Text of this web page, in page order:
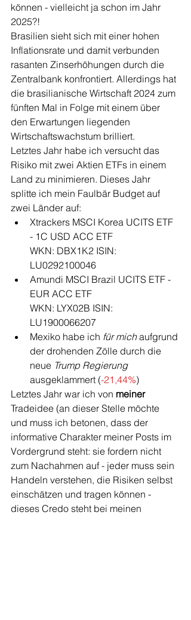
können - vielleicht ja schon im Jahr
2025?!
Brasilien sieht sich mit einer hohen
Inflationsrate und damit verbunden
rasanten Zinserhöhungen durch die
Zentralbank konfrontiert. Allerdings hat
die brasilianische Wirtschaft 2024 zum
fünften Mal in Folge mit einem über
den Erwartungen liegenden
Wirtschaftswachstum brilliert.
Letztes Jahr habe ich versucht das
Risiko mit zwei Aktien ETFs in einem
Land zu minimieren. Dieses Jahr
splitte ich mein Faulbär Budget auf
zwei Länder auf:
Xtrackers MSCI Korea UCITS ETF
- 1C USD ACC ETF
WKN: DBX1K2 ISIN:
LU0292100046
Amundi MSCI Brazil UCITS ETF -
EUR ACC ETF
WKN: LYX02B ISIN:
LU1900066207
Mexiko habe ich für mich aufgrund
der drohenden Zölle durch die
neue Trump Regierung
ausgeklammert (-21,44%)
Letztes Jahr war ich von meiner
Tradeidee (an dieser Stelle möchte
und muss ich betonen, dass der
informative Charakter meiner Posts im
Vordergrund steht: sie fordern nicht
zum Nachahmen auf - jeder muss sein
Handeln verstehen, die Risiken selbst
einschätzen und tragen können -
dieses Credo steht bei meinen